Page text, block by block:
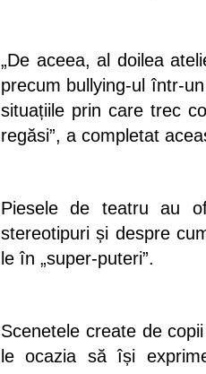
„De aceea, al doilea
precum bullying-ul într-
situațiile prin care trec
regăsi”, a completat
Piesele de teatru au
stereotipuri și despre
le în „super-puteri”.
Scenetele create de
le ocazia să își